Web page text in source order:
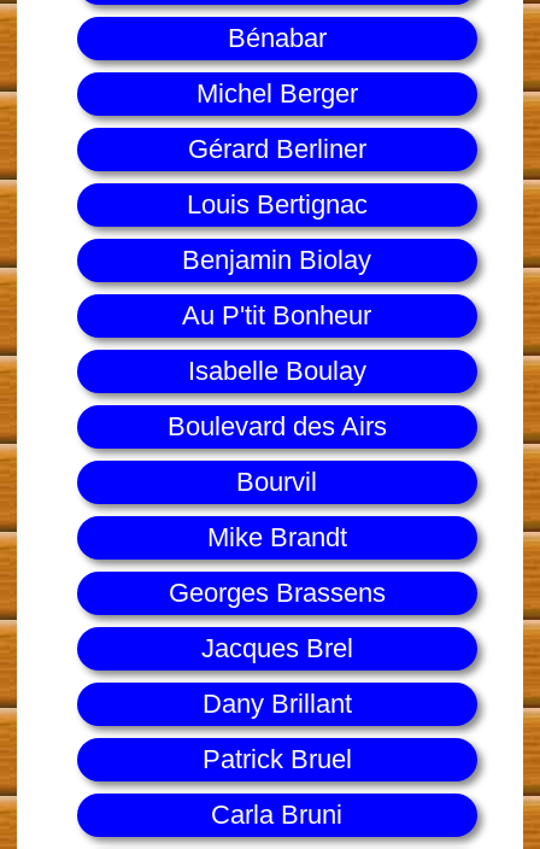
Bénabar
Michel Berger
Gérard Berliner
Louis Bertignac
Benjamin Biolay
Au P'tit Bonheur
Isabelle Boulay
Boulevard des Airs
Bourvil
Mike Brandt
Georges Brassens
Jacques Brel
Dany Brillant
Patrick Bruel
Carla Bruni